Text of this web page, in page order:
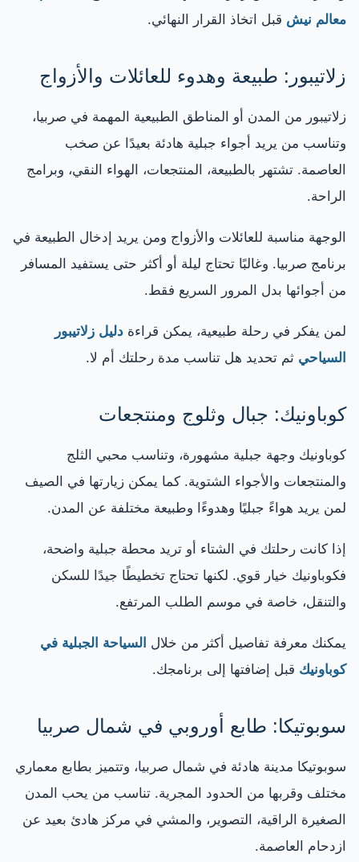
معالم نيش قبل اتخاذ القرار النهائي.
زلاتيبور: طبيعة وهدوء للعائلات والأزواج
زلاتيبور من المدن أو المناطق الطبيعية المهمة في صربيا،
وتناسب من يريد أجواء جبلية هادئة بعيدًا عن صخب
العاصمة. تشتهر بالطبيعة، المنتجعات، الهواء النقي، وبرامج
الراحة.
الوجهة مناسبة للعائلات والأزواج ومن يريد إدخال الطبيعة في
برنامج صربيا. وغالبًا تحتاج ليلة أو أكثر حتى يستفيد المسافر
من أجوائها بدل المرور السريع فقط.
لمن يفكر في رحلة طبيعية، يمكن قراءة دليل زلاتيبور
السياحي ثم تحديد هل تناسب مدة رحلتك أم لا.
كوباونيك: جبال وثلوج ومنتجعات
كوباونيك وجهة جبلية مشهورة، وتناسب محبي الثلج
والمنتجعات والأجواء الشتوية. كما يمكن زيارتها في الصيف
لمن يريد هواءً جبليًا وهدوءًا وطبيعة مختلفة عن المدن.
إذا كانت رحلتك في الشتاء أو تريد محطة جبلية واضحة،
فكوباونيك خيار قوي. لكنها تحتاج تخطيطًا جيدًا للسكن
والتنقل، خاصة في موسم الطلب المرتفع.
يمكنك معرفة تفاصيل أكثر من خلال السياحة الجبلية في
كوباونيك قبل إضافتها إلى برنامجك.
سوبوتيكا: طابع أوروبي في شمال صربيا
سوبوتيكا مدينة هادئة في شمال صربيا، وتتميز بطابع معماري
مختلف وقربها من الحدود المجرية. تناسب من يحب المدن
الصغيرة الراقية، التصوير، والمشي في مركز هادئ بعيد عن
ازدحام العاصمة.